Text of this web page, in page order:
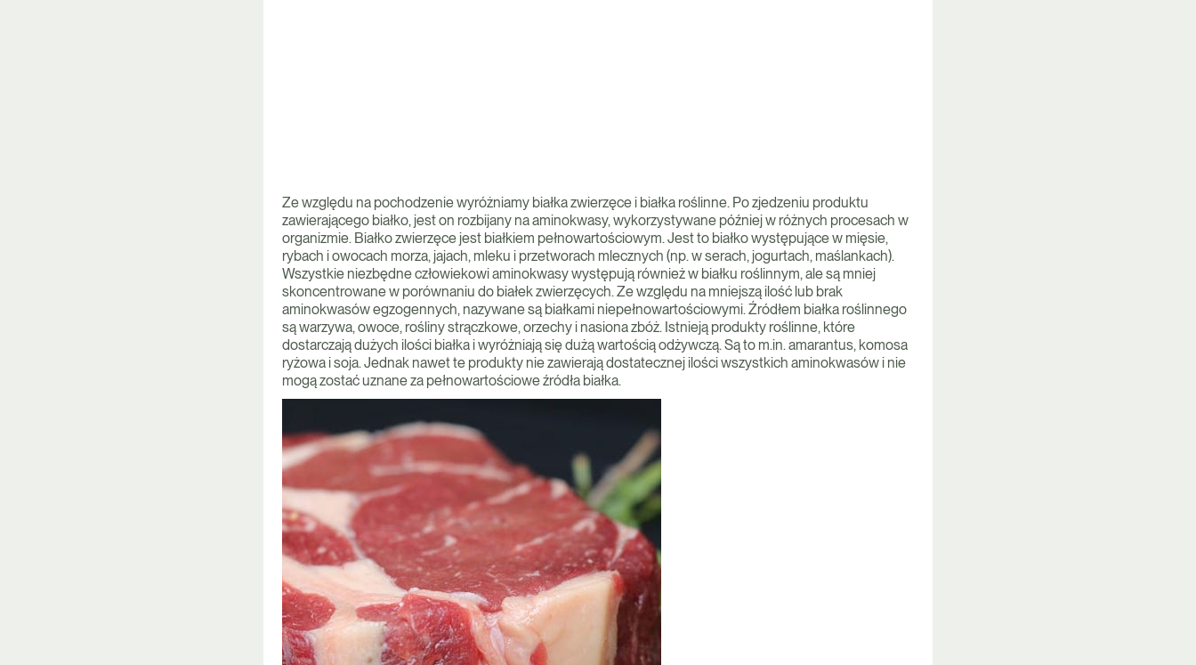
Ze względu na pochodzenie wyróżniamy białka zwierzęce i białka roślinne. Po zjedzeniu produktu
zawierającego białko, jest on rozbijany na aminokwasy, wykorzystywane później w różnych procesach w
organizmie. Białko zwierzęce jest białkiem pełnowartościowym. Jest to białko występujące w mięsie,
rybach i owocach morza, jajach, mleku i przetworach mlecznych (np. w serach, jogurtach, maślankach).
Wszystkie niezbędne człowiekowi aminokwasy występują również w białku roślinnym, ale są mniej
skoncentrowane w porównaniu do białek zwierzęcych. Ze względu na mniejszą ilość lub brak
aminokwasów egzogennych, nazywane są białkami niepełnowartościowymi. Źródłem białka roślinnego
są warzywa, owoce, rośliny strączkowe, orzechy i nasiona zbóż. Istnieją produkty roślinne, które
dostarczają dużych ilości białka i wyróżniają się dużą wartością odżywczą. Są to m.in. amarantus, komosa
ryżowa i soja. Jednak nawet te produkty nie zawierają dostatecznej ilości wszystkich aminokwasów i nie
mogą zostać uznane za pełnowartościowe źródła białka.